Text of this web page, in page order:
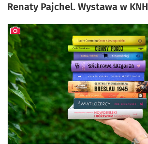
Renaty Pajchel. Wystawa w KNH